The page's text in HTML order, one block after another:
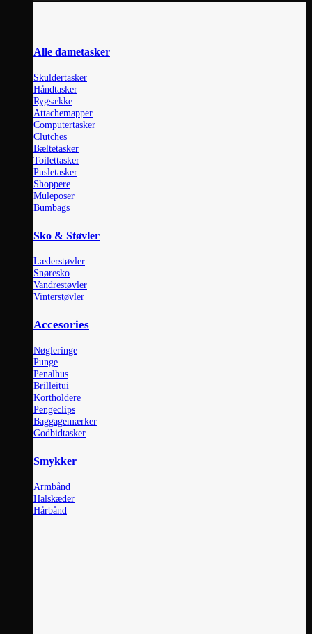
Alle dametasker
Skuldertasker
Håndtasker
Rygsække
Attachemapper
Computertasker
Clutches
Bæltetasker
Toilettasker
Pusletasker
Shoppere
Muleposer
Bumbags
Sko & Støvler
Læderstøvler
Snøresko
Vandrestøvler
Vinterstøvler
Accesories
Nøgleringe
Punge
Penalhus
Brilleitui
Kortholdere
Pengeclips
Baggagemærker
Godbidtasker
Smykker
Armbånd
Halskæder
Hårbånd